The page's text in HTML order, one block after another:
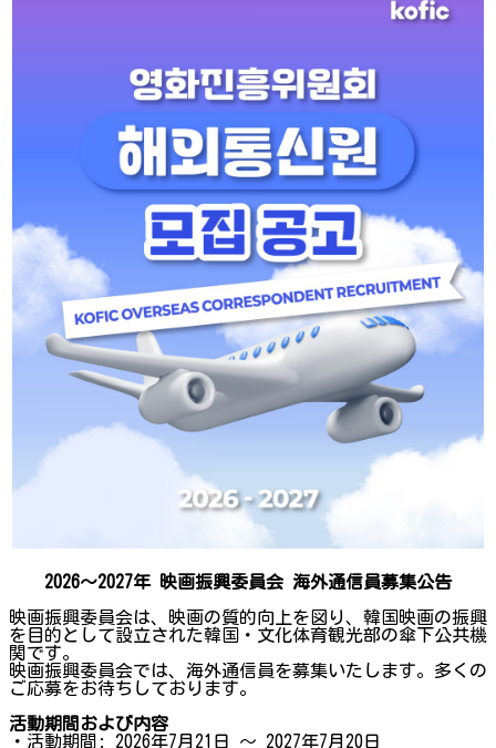
2026〜2027年 映画振興委員会 海外通信員募集公告
映画振興委員会は、映画の質的向上を図り、韓国映画の振興
を目的として設立された韓国・文化体育観光部の傘下公共機
関です。
映画振興委員会では、海外通信員を募集いたします。多くの
ご応募をお待ちしております。
活動期間および内容
・活動期間: 2026年7月21日 〜 2027年7月20日